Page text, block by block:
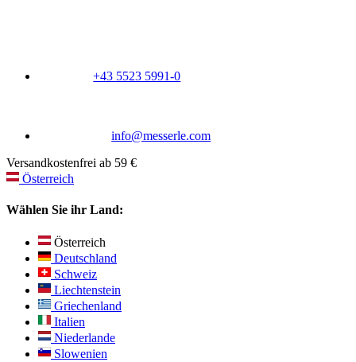
+43 5523 5991-0
info@messerle.com
Versandkostenfrei ab 59 €
Österreich
Wählen Sie ihr Land:
Österreich
Deutschland
Schweiz
Liechtenstein
Griechenland
Italien
Niederlande
Slowenien